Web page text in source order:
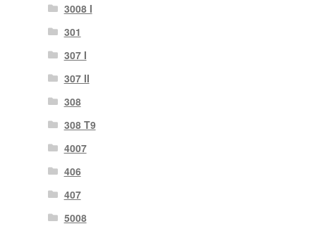
3008 I
301
307 I
307 II
308
308 T9
4007
406
407
5008